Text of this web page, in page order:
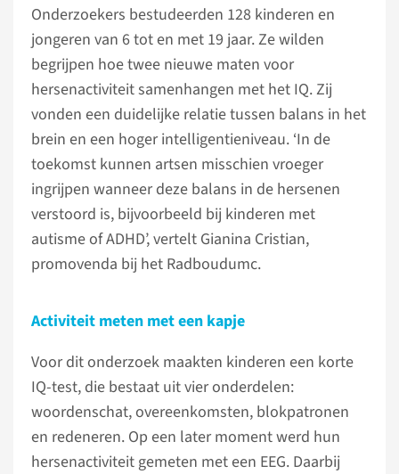
Onderzoekers bestudeerden 128 kinderen en
jongeren van 6 tot en met 19 jaar. Ze wilden
begrijpen hoe twee nieuwe maten voor
hersenactiviteit samenhangen met het IQ. Zij
vonden een duidelijke relatie tussen balans in het
brein en een hoger intelligentieniveau. ‘In de
toekomst kunnen artsen misschien vroeger
ingrijpen wanneer deze balans in de hersenen
verstoord is, bijvoorbeeld bij kinderen met
autisme of ADHD’, vertelt Gianina Cristian,
promovenda bij het Radboudumc.
Activiteit meten met een kapje
Voor dit onderzoek maakten kinderen een korte
IQ-test, die bestaat uit vier onderdelen:
woordenschat, overeenkomsten, blokpatronen
en redeneren. Op een later moment werd hun
hersenactiviteit gemeten met een EEG. Daarbij